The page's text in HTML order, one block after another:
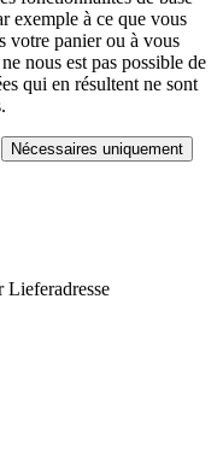
exemple à ce que vous
votre panier ou à vous
nous est pas possible de
qui en résultent ne sont
Nécessaires uniquement
Lieferadresse